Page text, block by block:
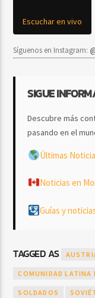
Escuchar en vivo
Síguenos en Instagram:
SIGUE
Descubre más
pasando en el
Últimas
Noticias en
Guías y
TAGGED AS
COMUNIDAD LATINA
SOLDADOS